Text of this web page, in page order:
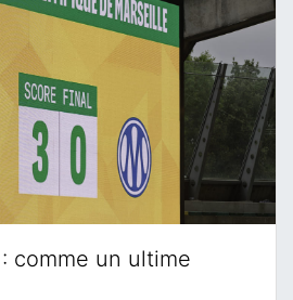
comme un ultime